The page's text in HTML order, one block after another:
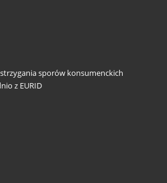
sporów konsumenckich
z EURID